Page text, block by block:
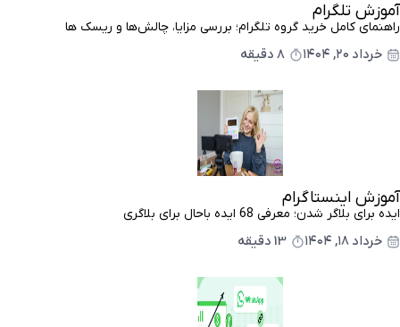
آموزش تلگرام
راهنمای کامل خرید گروه تلگرام؛ بررسی مزایا، چالش‌ها و ریسک ها
خرداد ۲۰, ۱۴۰۴ 8 دقیقه
آموزش اینستاگرام
ایده برای بلاگر شدن؛ معرفی 68 ایده باحال برای بلاگری
خرداد ۱۸, ۱۴۰۴ 13 دقیقه